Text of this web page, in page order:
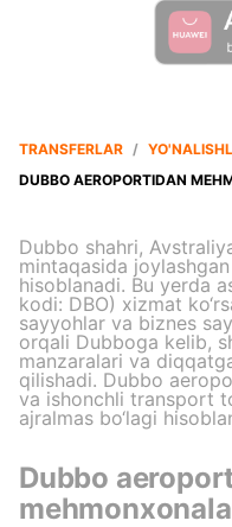
TRANSFERLAR /
DUBBO AEROPORTIDAN
Dubbo shahri,
mintaqasida
hisoblanadi. Bu yerda
kodi: DBO) xizmat
sayyohlar va biznes
orqali Dubboga kelib,
manzaralari va
qilishadi. Dubbo
va ishonchli transport
ajralmas bo‘lagi
Dubbo